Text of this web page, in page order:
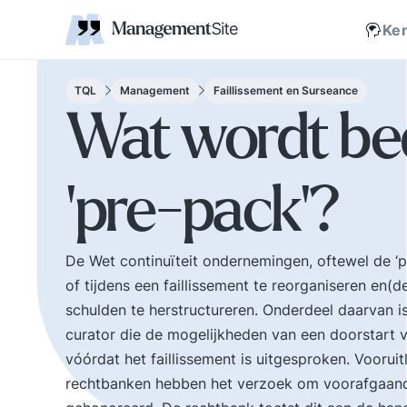
verantwoordelijkheid
en bestuurlijke wijsheid.
Ook de belangrijke
bestuurlijke valkuilen
bestuurlijke drukte,
organisatierot en het
ideeen voor goed
bestuur.
Zelforganisatie 'klein
binnen groot'. De
transitie naar een
organisatie.
van zeggenschap en
naar het laagste niveau
in een organisatie waar
een vakkundig besluit
genomen kan
Corporate communicatie
Disruptie
Ethiek, integriteit, moreel kompas
Scholing
Non-profit
jonge leiding geven
kleine letters ervoor en er is contact. Zijn
TQL Management Faillissement en Surseance
Wat wordt
'pre-pack'?
De Wet continuïteit ondernemingen, oftewel de
of tijdens een faillissement te reorganiseren
schulden te herstructureren. Onderdeel daarvan
curator die de mogelijkheden van een doorstart
vóórdat het faillissement is uitgesproken.
rechtbanken hebben het verzoek om